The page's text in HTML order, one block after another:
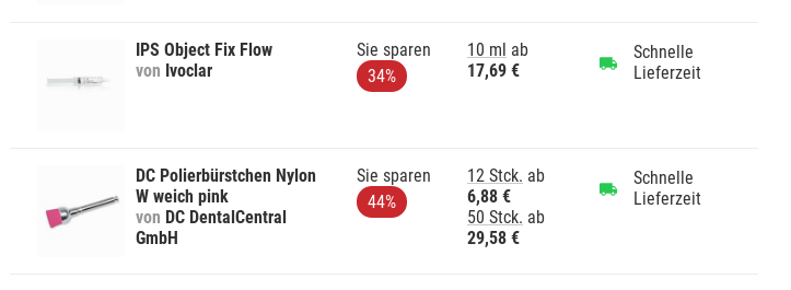
IPS Object Fix Flow
von Ivoclar
Sie sparen
34%
10 ml ab
17,69 €
Schnelle
Lieferzeit
DC Polierbürstchen Nylon
W weich pink
von DC DentalCentral
GmbH
Sie sparen
44%
12 Stck. ab
6,88 €
50 Stck. ab
29,58 €
Schnelle
Lieferzeit